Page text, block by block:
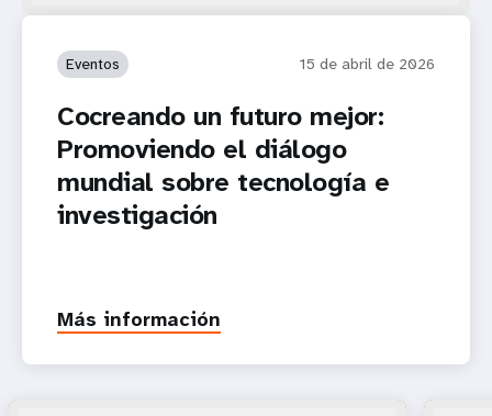
Eventos 15 de abril de 2026
Cocreando un futuro mejor:
Promoviendo el diálogo
mundial sobre tecnología e
investigación
Más información